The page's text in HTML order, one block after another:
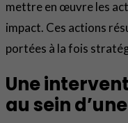
mettre en œuvre les
impact. Ces actions
portées à la fois
Une
au sein